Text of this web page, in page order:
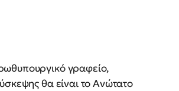
γραφείο,
θα είναι το Ανώτατο